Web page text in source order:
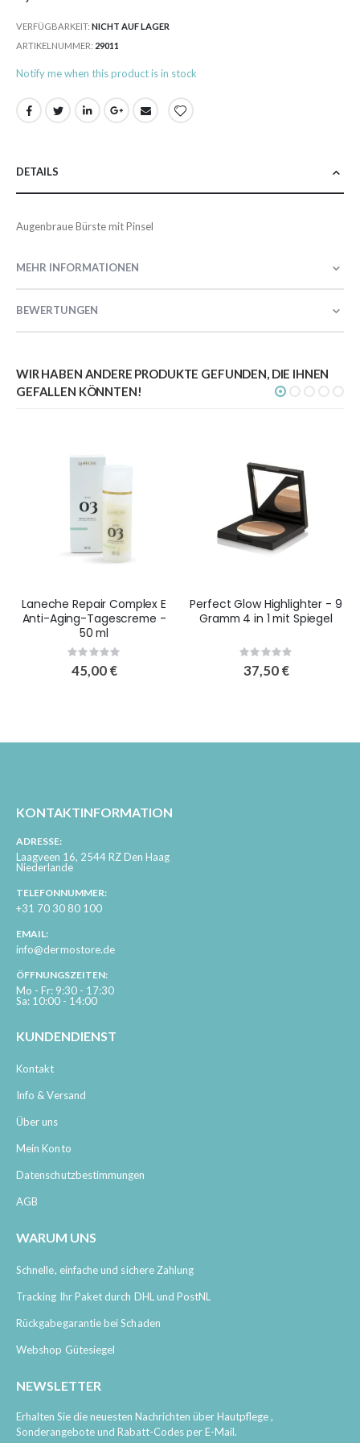
VERFÜGBARKEIT: NICHT AUF LAGER
ARTIKELNUMMER 29011
Notify me when this product is in stock
DETAILS
Augenbraue Bürste mit Pinsel
MEHR INFORMATIONEN
BEWERTUNGEN
WIR HABEN ANDERE PRODUKTE GEFUNDEN, DIE IHNEN
GEFALLEN KÖNNTEN!
Laneche Repair Complex E
Anti-Aging-Tagescreme -
50 ml
Rating:
0%
45,00 €
Perfect Glow Highlighter - 9
Gramm 4 in 1 mit Spiegel
Rating:
0%
37,50 €
KONTAKTINFORMATION
ADRESSE:
Laagveen 16, 2544 RZ Den Haag
Niederlande
TELEFONNUMMER:
+31 70 30 80 100
EMAIL:
info@dermostore.de
ÖFFNUNGSZEITEN:
Mo - Fr: 9:30 - 17:30
Sa: 10:00 - 14:00
KUNDENDIENST
Kontakt
Info & Versand
Über uns
Mein Konto
Datenschutzbestimmungen
AGB
WARUM UNS
Schnelle, einfache und sichere Zahlung
Tracking Ihr Paket durch DHL und PostNL
Rückgabegarantie bei Schaden
Webshop Gütesiegel
NEWSLETTER
Erhalten Sie die neuesten Nachrichten über Hautpflege ,
Sonderangebote und Rabatt-Codes per E-Mail.